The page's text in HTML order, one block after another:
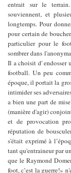
entrait sur le
souviennent, et
longtemps. Pour
pour certain de
particulier pour le
sombrer dans
Il a choisit d' endosser
football. Un peu
époque, il portait la
intimider ses
a bien une part de
(manière d'agir)
et de provocation
réputation de
s'était exprimé à
tant qu'entraineur par
que le Raymond
foot, c’est la guerre!»